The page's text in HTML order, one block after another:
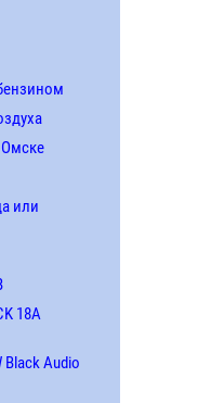
или
18A
Black Audio